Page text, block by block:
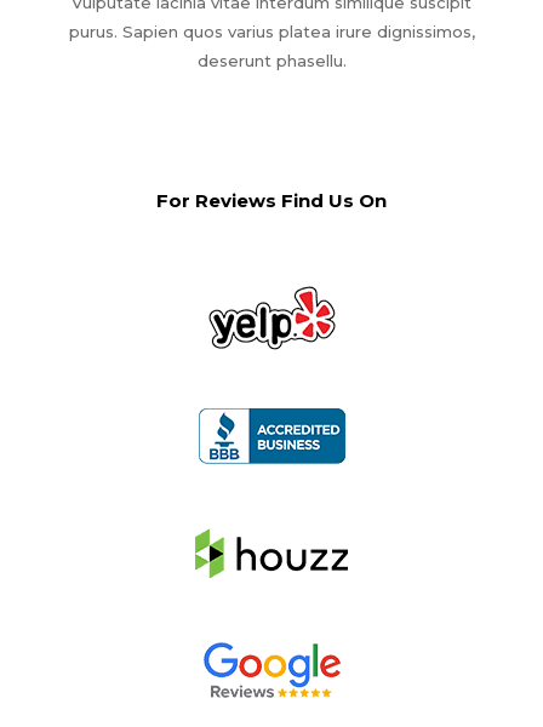
purus. Sapien quos varius platea irure dignissimos,
deserunt phasellu.
For Reviews Find Us On